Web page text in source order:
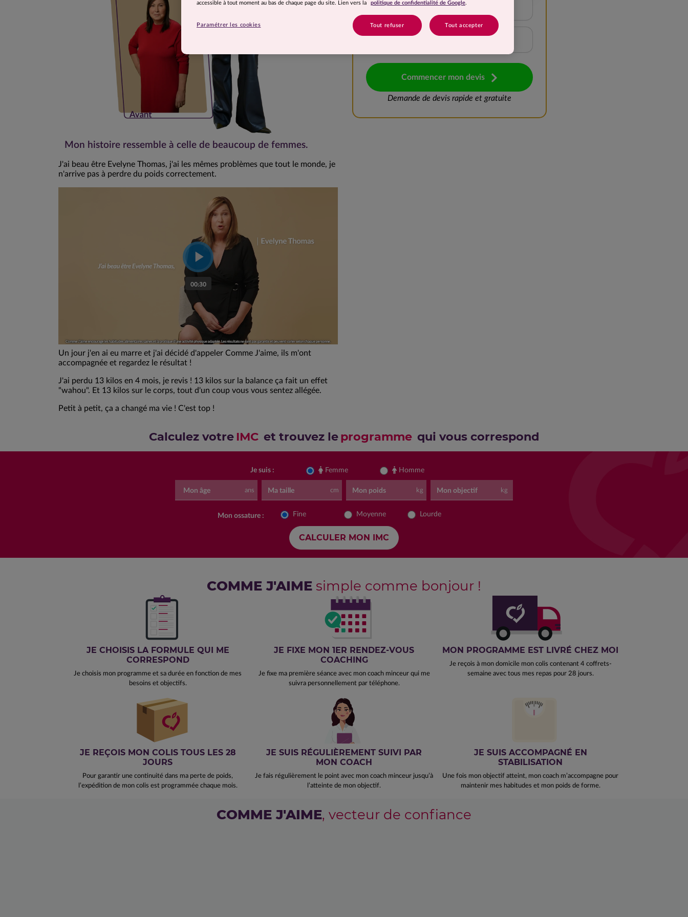
10 à 15 kg
Commencer mon devis
Demande de devis rapide et gratuite
Mon histoire ressemble à celle de beaucoup de femmes.
J'ai beau être Evelyne Thomas, j'ai les mêmes problèmes que tout le monde, je
n'arrive pas à perdre du poids correctement.
Un jour j'en ai eu marre et j'ai décidé d'appeler Comme J'aime, ils m'ont
accompagnée et regardez le résultat !
J'ai perdu 13 kilos en 4 mois, je revis ! 13 kilos sur la balance ça fait un effet
"wahou". Et 13 kilos sur le corps, tout d'un coup vous vous sentez allégée.
Petit à petit, ça a changé ma vie ! C'est top !
Calculez votre IMC et trouvez leprogramme qui vous correspond
Je suis : Femme Homme
Mon âge ans Ma taille cm Mon poids kg Mon objectif kg
Mon ossature : Fine Moyenne Lourde
COMME J'AIME simple comme bonjour !
JE CHOISIS LA FORMULE QUI ME
CORRESPOND
Je choisis mon programme et sa durée en fonction de mes
besoins et objectifs.
JE FIXE MON 1ER RENDEZ-VOUS
COACHING
Je fixe ma première séance avec mon coach minceur qui me
suivra personnellement par téléphone.
MON PROGRAMME EST LIVRÉ CHEZ MOI
Je reçois à mon domicile mon colis contenant 4 coffrets-
semaine avec tous mes repas pour 28 jours.
JE REÇOIS MON COLIS TOUS LES 28
JOURS
Pour garantir une continuité dans ma perte de poids,
l’expédition de mon colis est programmée chaque mois.
JE SUIS RÉGULIÈREMENT SUIVI PAR
MON COACH
Je fais régulièrement le point avec mon coach minceur jusqu’à
l’atteinte de mon objectif.
JE SUIS ACCOMPAGNÉ EN
STABILISATION
Une fois mon objectif atteint, mon coach m’accompagne pour
maintenir mes habitudes et mon poids de forme.
COMME J'AIME, vecteur de confiance
accessible à tout moment au bas de chaque page du site. Lien vers la
politique de confidentialité de Google.
Tout refuser Tout accepter
Paramétrer les cookies